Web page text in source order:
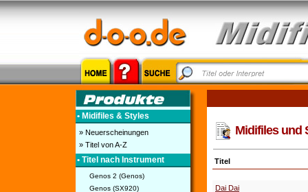
• Midifiles & Styles
» Neuerscheinungen
» Titel von A-Z
• Titel nach Instrument
Genos 2 (Genos)
Genos (SX920)
Midifiles und
Titel
Dai Dai